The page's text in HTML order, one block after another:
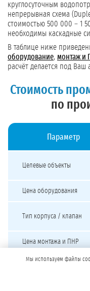
круглосуточным
непрерывная схема
стоимостью 500 000 – 1
необходимы каскадные
В таблице ниже
оборудование, монтаж и
расчёт делается под Ваш
Стоимость
по
Параметр
Целевые объекты
Цена оборудования
Тип корпуса / клапан
Цена монтажа и ПНР
Бюджет «под ключ»
Мы используем файлы